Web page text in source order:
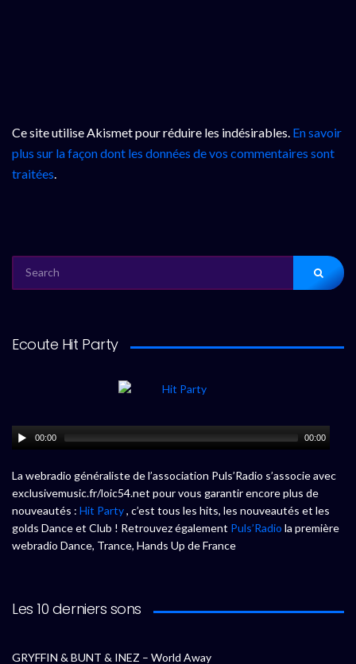
Ce site utilise Akismet pour réduire les indésirables. En savoir
plus sur la façon dont les données de vos commentaires sont
traitées.
FOR:
Ecoute Hit Party
00:00 00:00
La webradio généraliste de l’association Puls’Radio s’associe avec
exclusivemusic.fr/loic54.net pour vous garantir encore plus de
nouveautés : Hit Party, c’est tous les hits, les nouveautés et les
golds Dance et Club ! Retrouvez également Puls’Radio la première
webradio Dance, Trance, Hands Up de France
Les 10 derniers sons
GRYFFIN & BUNT & INEZ – World Away